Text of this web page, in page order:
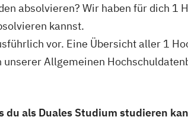
absolvieren? Wir haben für dich 1
kannst.
vor. Eine Übersicht aller 1
Allgemeinen
du als Duales Studium studieren